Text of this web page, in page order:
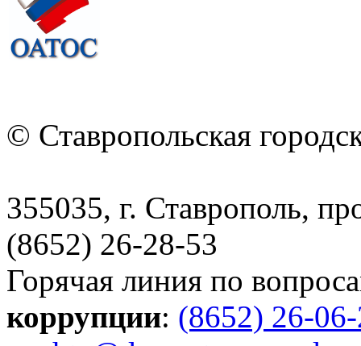
© Ставропольская
355035, г. Ставрополь,
(8652) 26-28-53
Горячая линия по
коррупции: (8652) 26-